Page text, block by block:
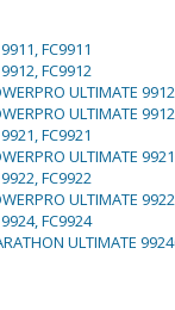
FC9911
FC9912
ULTIMATE
ULTIMATE
FC9921
ULTIMATE
FC9922
ULTIMATE
FC9924
ULTIMATE